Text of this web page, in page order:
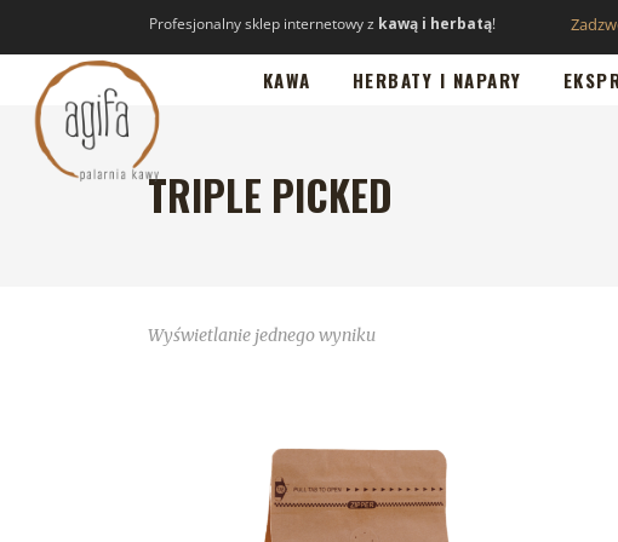
Profesjonalny sklep internetowy z kawą i herbatą!
KAWA HERBATY I NAPARY
TRIPLE PICKED
Wyświetlanie jednego wyniku